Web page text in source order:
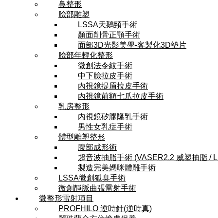
鼻整形
臉部雕塑
LSSA天鵝頸手術
顏面削骨正顎手術
面部3D光影美學-客製化3D墊片
臉部年輕化整形
微創法令紋手術
中下臉拉皮手術
內視鏡提眉拉皮手術
內視鏡前額七爪拉皮手術
乳房整形
內視鏡矽膠隆乳手術
男性女乳症手術
體型雕塑整形
腹部成形術
超音波抽脂手術 (VASER2.2 威塑抽脂 /
製造完美媽咪體雕手術
LSSA微創狐臭手術
微創靜脈曲張雷射手術
微整形雷射項目
PROFHILO 逆時針(逆時真)